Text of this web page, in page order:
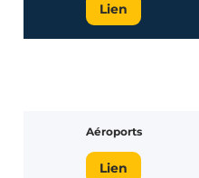
Lien
Aéroports
Lien